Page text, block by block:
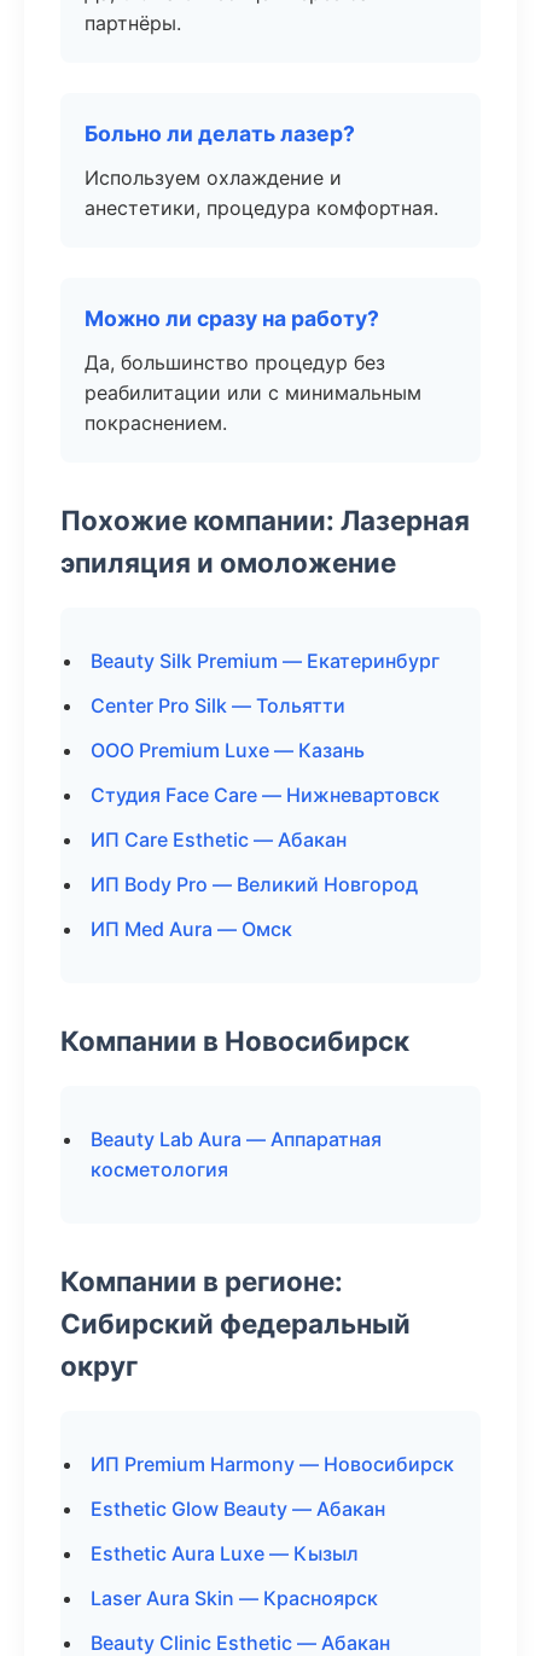
партнёры.
Больно ли делать лазер?
Используем охлаждение и
анестетики, процедура комфортная.
Можно ли сразу на работу?
Да, большинство процедур без
реабилитации или с минимальным
покраснением.
Похожие компании: Лазерная
эпиляция и омоложение
Beauty Silk Premium — Екатеринбург
Center Pro Silk — Тольятти
ООО Premium Luxe — Казань
Студия Face Care — Нижневартовск
ИП Care Esthetic — Абакан
ИП Body Pro — Великий Новгород
ИП Med Aura — Омск
Компании в Новосибирск
Beauty Lab Aura — Аппаратная
косметология
Компании в регионе:
Сибирский федеральный
округ
ИП Premium Harmony — Новосибирск
Esthetic Glow Beauty — Абакан
Esthetic Aura Luxe — Кызыл
Laser Aura Skin — Красноярск
Beauty Clinic Esthetic — Абакан